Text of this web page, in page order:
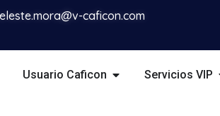
caficon.com
Usuario Caficon Servicios VIP